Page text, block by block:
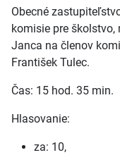
Obecné
komisie pre
Janca na členov
František Tulec.
Čas: 15 hod. 35 min.
Hlasovanie:
za: 10,